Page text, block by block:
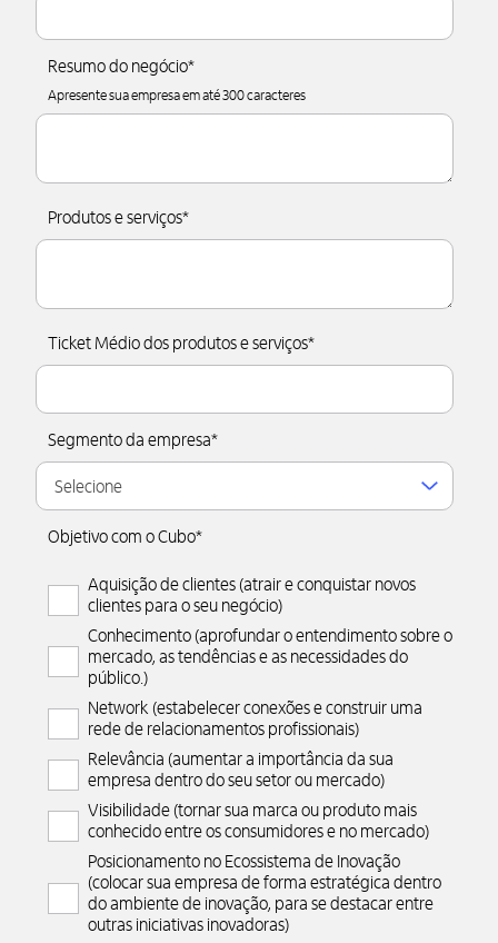
Resumo do negócio*
Apresente sua empresa em até 300 caracteres
Produtos e serviços*
Ticket Médio dos produtos e serviços*
Segmento da empresa*
Objetivo com o Cubo*
Aquisição de clientes (atrair e conquistar novos
clientes para o seu negócio)
Conhecimento (aprofundar o entendimento sobre o
mercado, as tendências e as necessidades do
público.)
Network (estabelecer conexões e construir uma
rede de relacionamentos profissionais)
Relevância (aumentar a importância da sua
empresa dentro do seu setor ou mercado)
Visibilidade (tornar sua marca ou produto mais
conhecido entre os consumidores e no mercado)
Posicionamento no Ecossistema de Inovação
(colocar sua empresa de forma estratégica dentro
do ambiente de inovação, para se destacar entre
outras iniciativas inovadoras)